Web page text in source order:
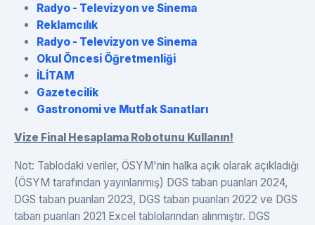
Radyo - Televizyon ve Sinema
Reklamcılık
Radyo - Televizyon ve Sinema
Okul Öncesi Öğretmenliği
İLİTAM
Gazetecilik
Gastronomi ve Mutfak Sanatları
Vize Final Hesaplama Robotunu Kullanın!
Not: Tablodaki veriler, ÖSYM'nin halka açık olarak açıkladığı
(ÖSYM tarafından yayınlanmış) DGS taban puanları 2024,
DGS taban puanları 2023, DGS taban puanları 2022 ve DGS
taban puanları 2021 Excel tablolarından alınmıştır. DGS